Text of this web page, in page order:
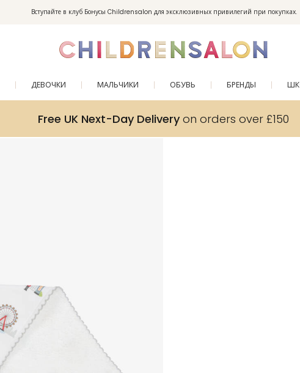
Enjoy 10% off your first order as a little welcome gift. Sign up here.
Вступайте в клуб Бонусы Childrensalon для эксклюзивных привилегий при покупках.
ДЕВОЧКИ МАЛЬЧИКИ ОБУВЬ БРЕНДЫ
Free UK Next-Day Deliveryon orders over £150